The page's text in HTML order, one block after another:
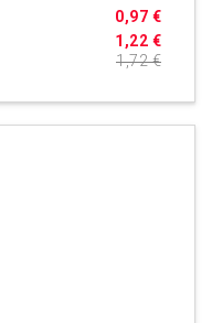
1,22 €
0,97 €
1,72 €